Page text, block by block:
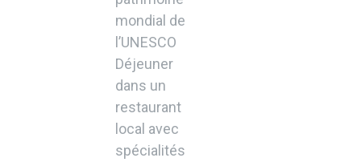
mondial de
l’UNESCO
Déjeuner
dans un
restaurant
local avec
spécialités